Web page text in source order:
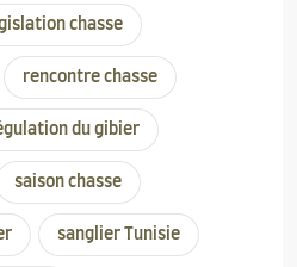
chasse
rencontre chasse
du gibier
saison chasse
sanglier Tunisie